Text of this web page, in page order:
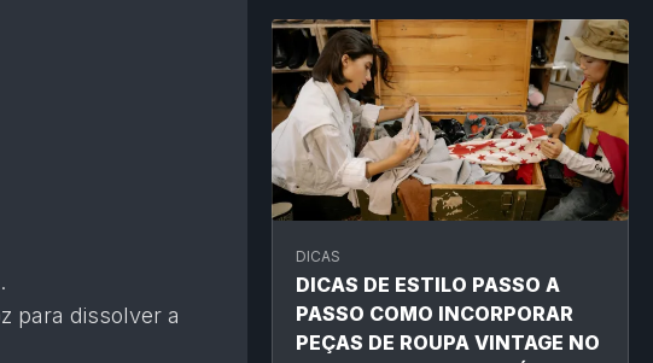
para dissolver a
DICAS
DICAS DE ESTILO PASSO A
PASSO COMO INCORPORAR
PEÇAS DE ROUPA VINTAGE NO